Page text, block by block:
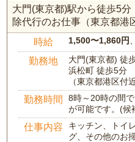
大門(東京都)駅から徒歩5
除代行のお仕事（東京都港
時給 1,500〜1,860円
勤務地
大門(東京都) 徒
浜松町 徒歩5分
（東京都港区付近
勤務時間
8時～20時の間
が可能です。(候
仕事内容
キッチン、トイ
グ、その他のお